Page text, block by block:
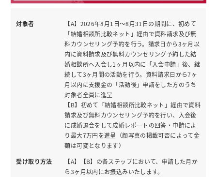
対象者
【A】2026年8月1日〜8月31日の期間に、初めて
「結婚相談所比較ネット」経由で資料請求及び無
料カウンセリング予約を行う。請求日から3ヶ月以
内に資料請求及び無料カウンセリング予約した結
婚相談所へ入会し1ヶ月以内に「入会申請」後、継
続して3ヶ月間の活動を行う。資料請求日から7ヶ
月以内に支援金の「活動後」申請をした方のうち
対象者全員に進呈
【B】初めて「結婚相談所比較ネット」経由で資料
請求及び無料カウンセリング予約を行い、入会後
に成婚退会をして成婚レポートの回答・申請によ
り最大7万円を進呈（顔写真の掲載可否によって金
額は可変となります）
受け取り方法
【A】【B】の各ステップにおいて、申請した月か
ら3ヶ月以内にお振込みいたします。